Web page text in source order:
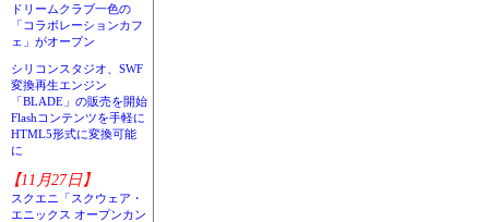
ドリームクラブ一色の
「コラボレーションカフ
ェ」がオープン
シリコンスタジオ、SWF
変換再生エンジン
「BLADE」の販売を開始
Flashコンテンツを手軽に
HTML5形式に変換可能
に
【11月27日】
スクエニ「スクウェア・
エニックス オープンカン